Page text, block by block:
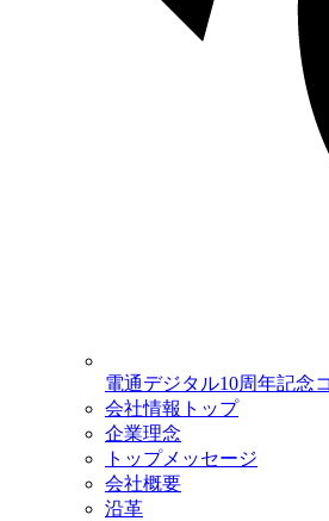
電通デジタル10周年記念
会社情報トップ
企業理念
トップメッセージ
会社概要
沿革